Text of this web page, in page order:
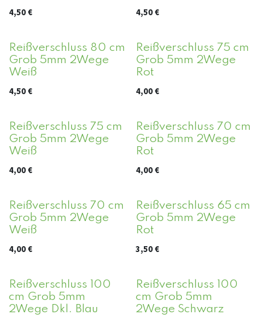
4,50 € 4,50€
Reißverschluss 80 cm
Grob 5mm 2Wege
Weiß
4,50 €
Reißverschluss 75 cm
Grob 5mm 2Wege
Rot
4,00€
Reißverschluss 75 cm
Grob 5mm 2Wege
Weiß
4,00 €
Reißverschluss 70 cm
Grob 5mm 2Wege
Rot
4,00€
Reißverschluss 70 cm
Grob 5mm 2Wege
Weiß
4,00 €
Reißverschluss 65 cm
Grob 5mm 2Wege
Rot
3,50€
Reißverschluss 100
cm Grob 5mm
2Wege Dkl. Blau
Reißverschluss 100
cm Grob 5mm
2Wege Schwarz